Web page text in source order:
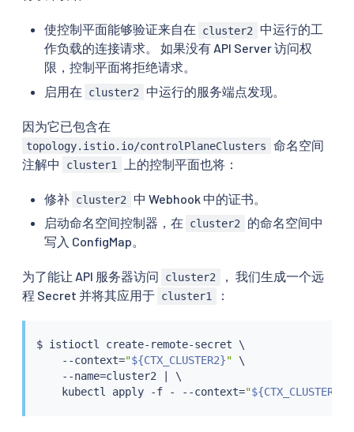
使控制平面能够验证来自在 cluster2
中运行的工
作负载的连接请求。 如果没有 API Server 访问权
限，控制平面将拒绝请求。
启用在
cluster2 中运行的服务端点发现。
因为它已包含在
topology.istio.io/controlPlaneClusters
命名空间
注解中
cluster1 上的控制平面也将：
修补 cluster2
中 Webhook 中的证书。
启动命名空间控制器，在
cluster2
的命名空间中
写入 ConfigMap。
为了能让 API 服务器访问 cluster2
， 我们生成一个远
程 Secret 并将其应用于 cluster1 ：
$ istioctl create-remote-secret \
    --context
="${CTX_CLUSTER2}" \
    --name
=cluster2
\
kubectl apply -f - --context="${CTX_CLUSTER1}